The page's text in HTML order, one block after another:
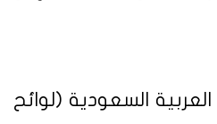
السعودية (لوائح